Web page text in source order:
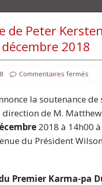
de Peter
2018
Commentaires fermés
la soutenance de
direction de M.
2018 à 14h00
du Président
Premier Karma-pa